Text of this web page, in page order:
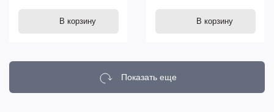
В корзину В корзину
Показать еще